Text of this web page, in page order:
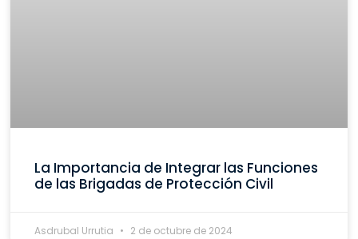
La Importancia de Integrar las Funciones
de las Brigadas de Protección Civil
Asdrubal Urrutia 2 de octubre de 2024